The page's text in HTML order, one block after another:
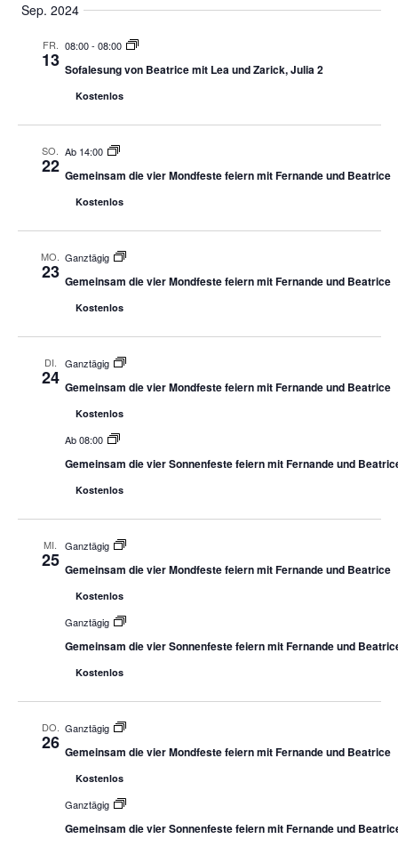
Sep. 2024
FR.
13
08:00- 08:00
Sofalesung von Beatrice mit Lea und Zarick, Julia 2
Kostenlos
SO.
22
Ab 14:00
Gemeinsam die vier Mondfeste feiern mit Fernande und Beatrice
Kostenlos
MO.
23
Ganztägig
Gemeinsam die vier Mondfeste feiern mit Fernande und Beatrice
Kostenlos
DI.
24
Ganztägig
Gemeinsam die vier Mondfeste feiern mit Fernande und Beatrice
Kostenlos
Ab 08:00
Gemeinsam die vier Sonnenfeste feiern mit Fernande und
Kostenlos
MI.
25
Ganztägig
Gemeinsam die vier Mondfeste feiern mit Fernande und Beatrice
Kostenlos
Ganztägig
Gemeinsam die vier Sonnenfeste feiern mit Fernande und
Kostenlos
DO.
26
Ganztägig
Gemeinsam die vier Mondfeste feiern mit Fernande und Beatrice
Kostenlos
Ganztägig
Gemeinsam die vier Sonnenfeste feiern mit Fernande und